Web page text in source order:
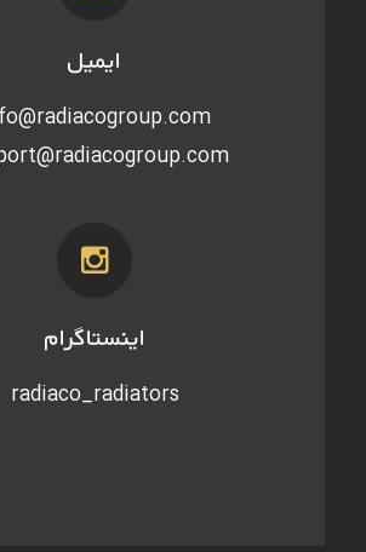
ایمیل
info@radiacogroup.com
support@radiacogroup.com
اینستاگرام
radiaco_radiators